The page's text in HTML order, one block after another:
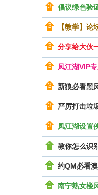
倡议绿色验
【教学】
分享给大伙
凤江湖VIP
新狼必看黑
严厉打击垃
凤江湖设置
教你怎么识
约QM必看
南宁熟女楼